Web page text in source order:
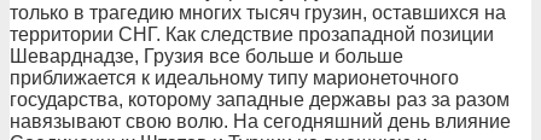
только в трагедию многих тысяч грузин, оставшихся на
территории СНГ. Как следствие прозападной позиции
Шеварднадзе, Грузия все больше и больше
приближается к идеальному типу марионеточного
государства, которому западные державы раз за разом
навязывают свою волю. На сегодняшний день влияние